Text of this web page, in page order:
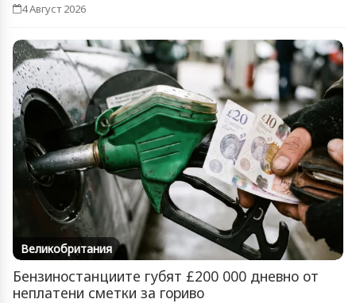
4 Август 2026
Великобритания
Бензиностанциите губят £200 000 дневно от
неплатени сметки за гориво